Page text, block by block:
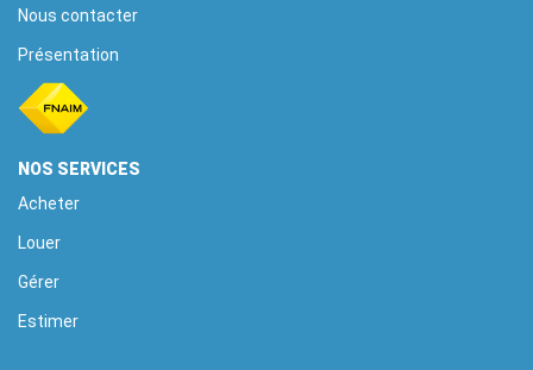
Nous contacter
Présentation
NOS SERVICES
Acheter
Louer
Gérer
Estimer